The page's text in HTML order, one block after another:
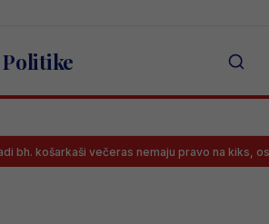
Politike
večeras nemaju pravo na kiks, osiguran